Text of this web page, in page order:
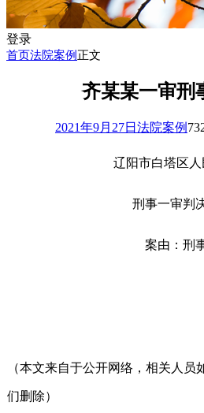
登录
首页法院案例 正文
齐某某一审刑
2021年9月27日 法院案例
辽阳市白塔区人
刑事一审判
案由：刑
（本文来自于公开网络，相关人
们删除）